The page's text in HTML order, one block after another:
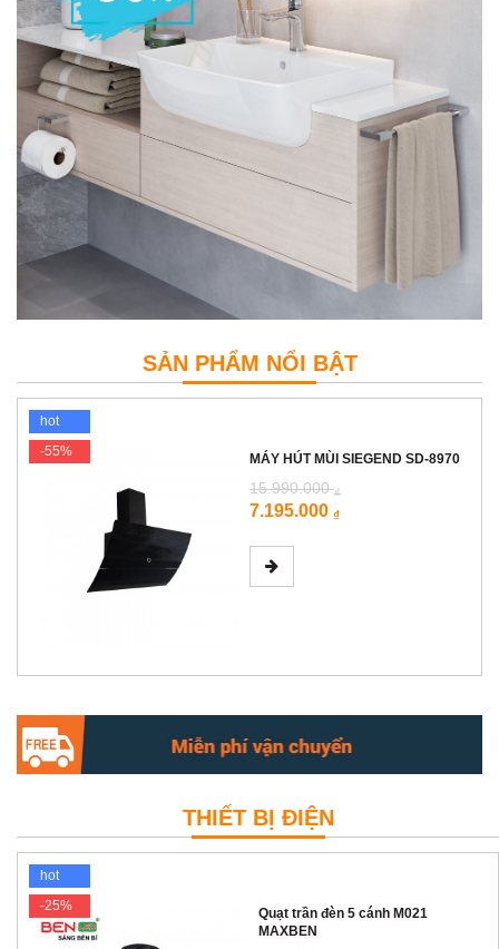
SẢN PHẨM NỔI BẬT
hot
-55%
MÁY HÚT MÙI SIEGEND SD-8970
15.990.000₫
7.195.000 ₫
THIẾT BỊ ĐIỆN
hot
-25%
Quạt trần đèn 5 cánh M021
MAXBEN